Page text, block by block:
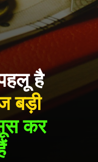
है
बड़ी
कर